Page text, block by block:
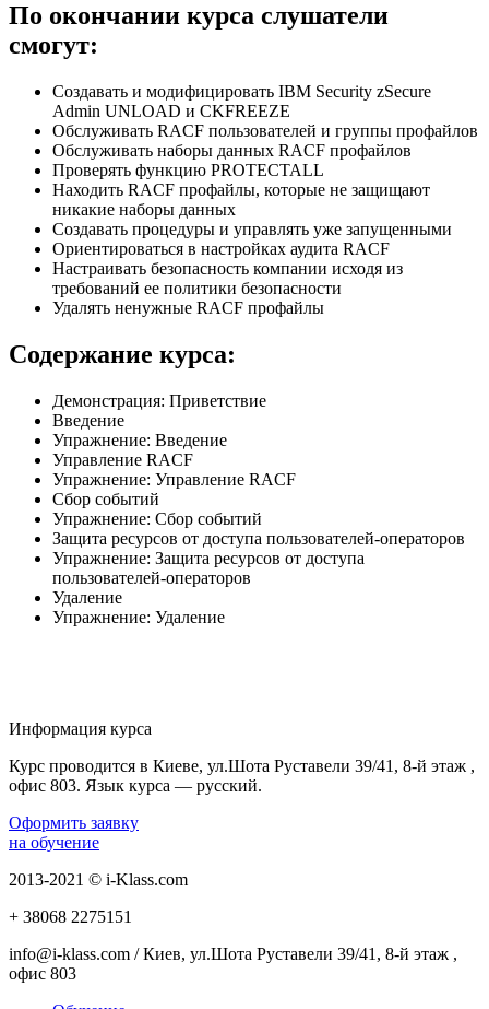
По окончании курса слушатели
смогут:
Создавать и модифицировать IBM Security zSecure
Admin UNLOAD и CKFREEZE
Обслуживать RACF пользователей и группы профайлов
Обслуживать наборы данных RACF профайлов
Проверять функцию PROTECTALL
Находить RACF профайлы, которые не защищают
никакие наборы данных
Создавать процедуры и управлять уже запущенными
Ориентироваться в настройках аудита RACF
Настраивать безопасность компании исходя из
требований ее политики безопасности
Удалять ненужные RACF профайлы
Содержание курса:
Демонстрация: Приветствие
Введение
Упражнение: Введение
Управление RACF
Упражнение: Управление RACF
Сбор событий
Упражнение: Сбор событий
Защита ресурсов от доступа пользователей-операторов
Упражнение: Защита ресурсов от доступа
пользователей-операторов
Удаление
Упражнение: Удаление
Информация курса
Курс проводится в Киеве, ул.Шота Руставели 39/41, 8-й этаж ,
офис 803. Язык курса — русский.
Оформить заявку
на обучение
2013-2021 © i-Klass.com
+ 38068 2275151
info@i-klass.com / Киев, ул.Шота Руставели 39/41, 8-й этаж ,
офис 803